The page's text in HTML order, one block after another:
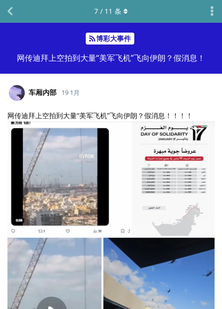
博彩大事件
网传迪拜上空拍到大量“美军飞机”飞向伊朗？假消息！
7 / 11 条
车厢内部 19 1月
网传迪拜上空拍到大量“美军飞机”飞向伊朗？假消息！！！！